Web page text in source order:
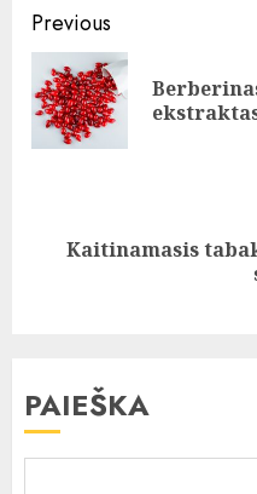
Continue
Reading
Previous
NextKaitinamasis
PAIEŠKA